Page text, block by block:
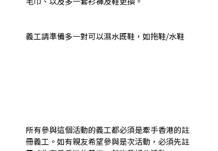
義工請準備多一對可以濕水既鞋，如拖鞋/水鞋
所有參與這個活動的義工都必須是牽手香港的註
冊義工。如有親友希望參與是次活動，必須先註